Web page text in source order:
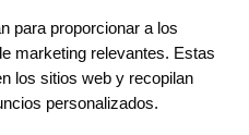
para proporcionar a los
marketing relevantes. Estas
los sitios web y recopilan
personalizados.